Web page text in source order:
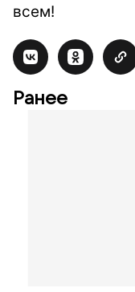
всем!
Ранее